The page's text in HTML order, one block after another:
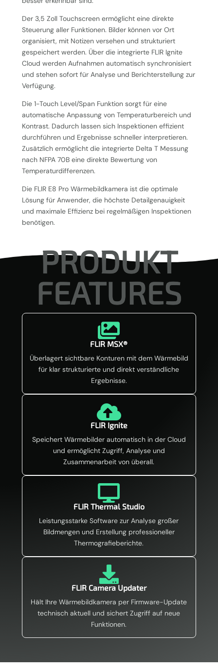
Der 3,5 Zoll Touchscreen ermöglicht eine direkte
Steuerung aller Funktionen. Bilder können vor Ort
organisiert, mit Notizen versehen und strukturiert
gespeichert werden. Über die integrierte FLIR Ignite
Cloud werden Aufnahmen automatisch synchronisiert
und stehen sofort für Analyse und Berichterstellung zur
Verfügung.
Die 1-Touch Level/Span Funktion sorgt für eine
automatische Anpassung von Temperaturbereich und
Kontrast. Dadurch lassen sich Inspektionen effizient
durchführen und Ergebnisse schneller interpretieren.
Zusätzlich ermöglicht die integrierte Delta T Messung
nach NFPA 70B eine direkte Bewertung von
Temperaturdifferenzen.
Die FLIR E8 Pro Wärmebildkamera ist die optimale
Lösung für Anwender, die höchste Detailgenauigkeit
und maximale Effizienz bei regelmäßigen Inspektionen
benötigen.
PRODUKT
FEATURES

FLIR MSX®
Überlagert sichtbare Konturen mit dem Wärmebild
für klar strukturierte und direkt verständliche
Ergebnisse.

FLIR Ignite
Speichert Wärmebilder automatisch in der Cloud
und ermöglicht Zugriff, Analyse und
Zusammenarbeit von überall.

FLIR Thermal Studio
Leistungsstarke Software zur Analyse großer
Bildmengen und Erstellung professioneller
Thermografieberichte.

FLIR Camera Updater
Hält Ihre Wärmebildkamera per Firmware-Update
technisch aktuell und sichert Zugriff auf neue
Funktionen.